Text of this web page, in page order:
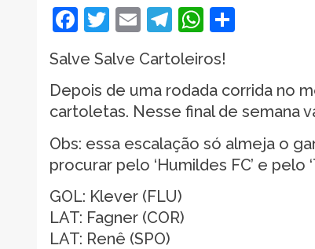
Facebook
Twitter
EmailTelegram
WhatsApp
Salve Salve Cartoleiros!
Depois de uma rodada corrida no
cartoletas. Nesse final de semana
Obs: essa escalação só almeja o
procurar pelo ‘Humildes FC’ e pelo
GOL: Klever (FLU)
LAT: Fagner (COR)
LAT: Renê (SPO)